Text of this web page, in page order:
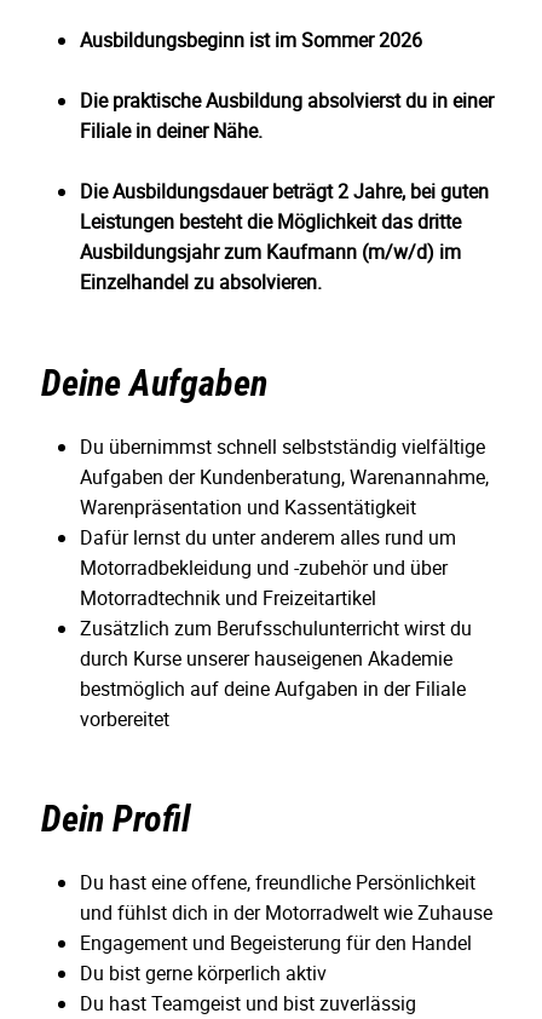
Ausbildungsbeginn ist im Sommer 2026
Die praktische Ausbildung absolvierst du in einer
Filiale in deiner Nähe.
Die Ausbildungsdauer beträgt 2 Jahre, bei guten
Leistungen besteht die Möglichkeit das dritte
Ausbildungsjahr zum Kaufmann (m/w/d) im
Einzelhandel zu absolvieren.
Deine Aufgaben
Du übernimmst schnell selbstständig vielfältige
Aufgaben der Kundenberatung, Warenannahme,
Warenpräsentation und Kassentätigkeit
Dafür lernst du unter anderem alles rund um
Motorradbekleidung und -zubehör und über
Motorradtechnik und Freizeitartikel
Zusätzlich zum Berufsschulunterricht wirst du
durch Kurse unserer hauseigenen Akademie
bestmöglich auf deine Aufgaben in der Filiale
vorbereitet
Dein Profil
Du hast eine offene, freundliche Persönlichkeit
und fühlst dich in der Motorradwelt wie Zuhause
Engagement und Begeisterung für den Handel
Du bist gerne körperlich aktiv
Du hast Teamgeist und bist zuverlässig